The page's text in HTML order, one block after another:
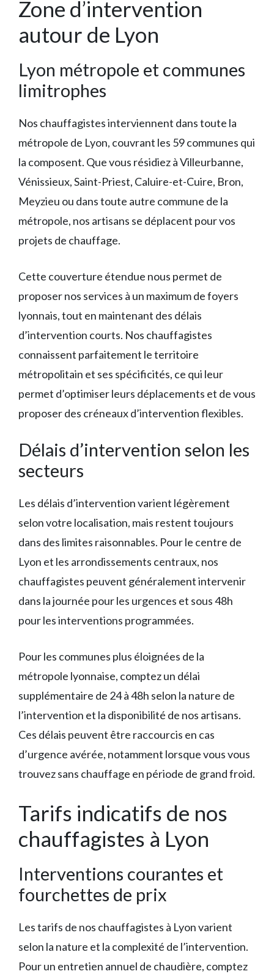
Zone d’intervention
autour de Lyon
Lyon métropole et communes
limitrophes
Nos chauffagistes interviennent dans toute la
métropole de Lyon, couvrant les 59 communes qui
la composent. Que vous résidiez à Villeurbanne,
Vénissieux, Saint-Priest, Caluire-et-Cuire, Bron,
Meyzieu ou dans toute autre commune de la
métropole, nos artisans se déplacent pour vos
projets de chauffage.
Cette couverture étendue nous permet de
proposer nos services à un maximum de foyers
lyonnais, tout en maintenant des délais
d’intervention courts. Nos chauffagistes
connaissent parfaitement le territoire
métropolitain et ses spécificités, ce qui leur
permet d’optimiser leurs déplacements et de vous
proposer des créneaux d’intervention flexibles.
Délais d’intervention selon les
secteurs
Les délais d’intervention varient légèrement
selon votre localisation, mais restent toujours
dans des limites raisonnables. Pour le centre de
Lyon et les arrondissements centraux, nos
chauffagistes peuvent généralement intervenir
dans la journée pour les urgences et sous 48h
pour les interventions programmées.
Pour les communes plus éloignées de la
métropole lyonnaise, comptez un délai
supplémentaire de 24 à 48h selon la nature de
l’intervention et la disponibilité de nos artisans.
Ces délais peuvent être raccourcis en cas
d’urgence avérée, notamment lorsque vous vous
trouvez sans chauffage en période de grand froid.
Tarifs indicatifs de nos
chauffagistes à Lyon
Interventions courantes et
fourchettes de prix
Les tarifs de nos chauffagistes à Lyon varient
selon la nature et la complexité de l’intervention.
Pour un entretien annuel de chaudière, comptez